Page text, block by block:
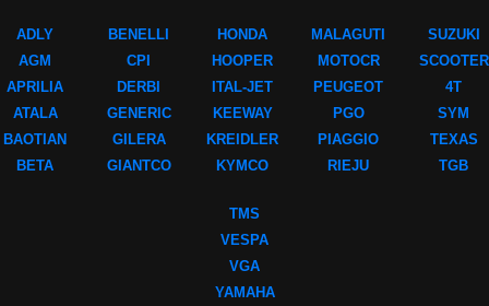
ADLY
AGM
APRILIA
ATALA
BAOTIAN
BETA
BENELLI
CPI
DERBI
GENERIC
GILERA
GIANTCO
HONDA
HOOPER
ITAL-JET
KEEWAY
KREIDLER
KYMCO
MALAGUTI
MOTOCR
PEUGEOT
PGO
PIAGGIO
RIEJU
SUZUKI
SCOOTER
4T
SYM
TEXAS
TGB
TMS
VESPA
VGA
YAMAHA